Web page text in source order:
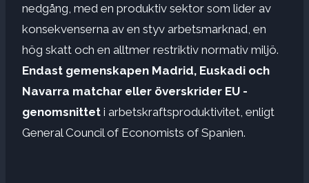
nedgång, med en produktiv sektor som lider av
konsekvenserna av en styv arbetsmarknad, en
hög skatt och en alltmer restriktiv normativ miljö.
Endast gemenskapen Madrid, Euskadi och
Navarra matchar eller överskrider EU -
genomsnittet i arbetskraftsproduktivitet, enligt
General Council of Economists of Spanien.